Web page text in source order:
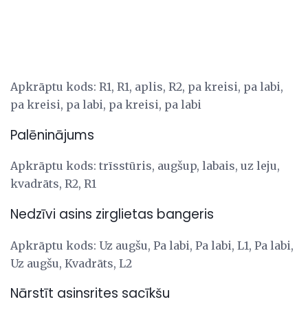
Apkrāptu kods: R1, R1, aplis, R2, pa kreisi, pa labi,
pa kreisi, pa labi, pa kreisi, pa labi
Palēninājums
Apkrāptu kods: trīsstūris, augšup, labais, uz leju,
kvadrāts, R2, R1
Nedzīvi asins zirglietas bangeris
Apkrāptu kods: Uz augšu, Pa labi, Pa labi, L1, Pa labi,
Uz augšu, Kvadrāts, L2
Nārstīt asinsrites sacīkšu